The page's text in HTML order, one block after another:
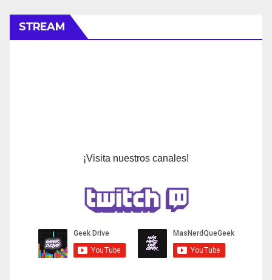
STREAM
¡Visita nuestros canales!